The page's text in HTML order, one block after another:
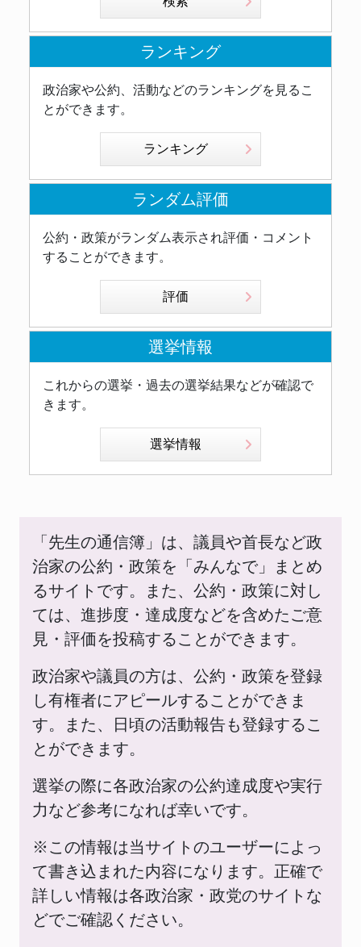
ランキング
政治家や公約、活動などのランキングを見るこ
とができます。
ランキング
ランダム評価
公約・政策がランダム表示され評価・コメント
することができます。
評価
選挙情報
これからの選挙・過去の選挙結果などが確認で
きます。
選挙情報
「先生の通信簿」は、議員や首長など政
治家の公約・政策を「みんなで」まとめ
るサイトです。また、公約・政策に対し
ては、進捗度・達成度などを含めたご意
見・評価を投稿することができます。
政治家や議員の方は、公約・政策を登録
し有権者にアピールすることができま
す。また、日頃の活動報告も登録するこ
とができます。
選挙の際に各政治家の公約達成度や実行
力など参考になれば幸いです。
※この情報は当サイトのユーザーによっ
て書き込まれた内容になります。正確で
詳しい情報は各政治家・政党のサイトな
どでご確認ください。